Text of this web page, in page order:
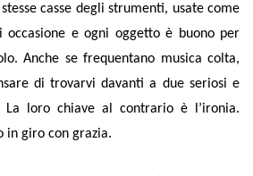
casse degli strumenti, usate come
occasione e ogni oggetto è buono per
Anche se frequentano musica colta,
di trovarvi davanti a due seriosi e
La loro chiave al contrario è l’ironia.
in giro con grazia.